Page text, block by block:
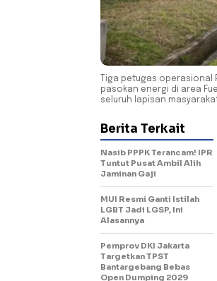
Tiga petugas
pasokan energi di area
seluruh lapisan
Berita Terkait
Nasib PPPK Terancam! IPR
Tuntut Pusat Ambil Alih
Jaminan Gaji
MUI Resmi Ganti Istilah
LGBT Jadi LGSP, Ini
Alasannya
Pemprov DKI Jakarta
Targetkan TPST
Bantargebang Bebas
Open Dumping 2029